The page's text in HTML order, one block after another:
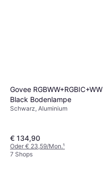
Govee RGBWW+RGBIC+WW
Black Bodenlampe
Schwarz, Aluminium
€ 134,90
Oder € 23,59/Mon.¹
7 Shops